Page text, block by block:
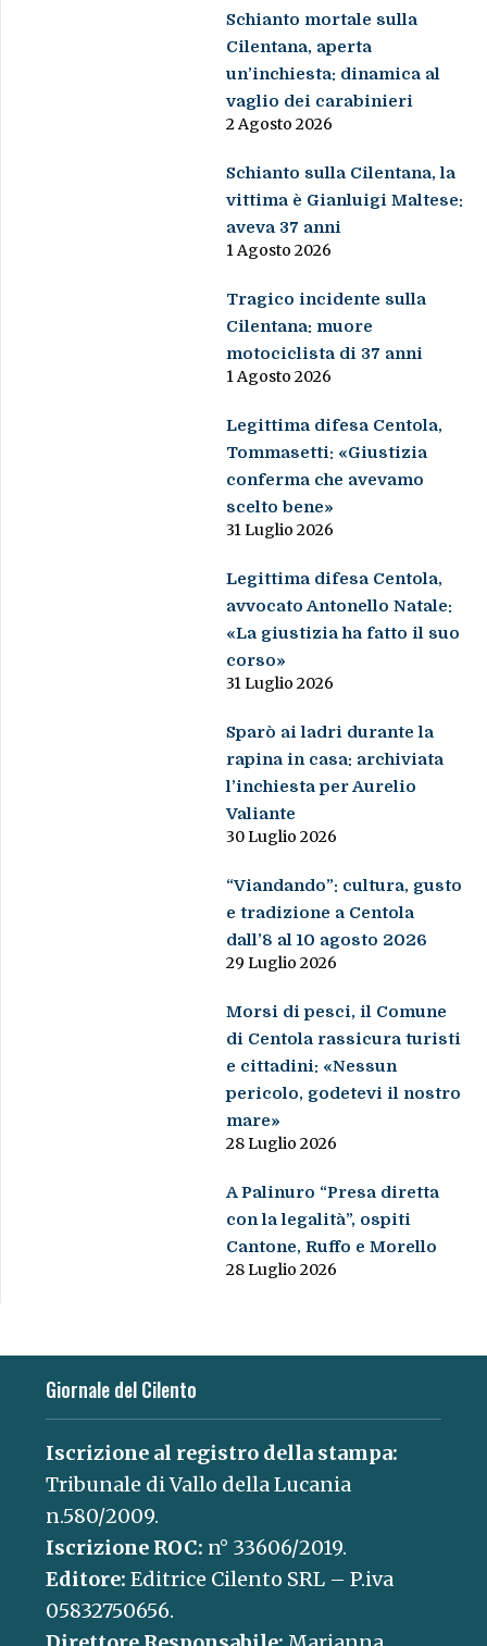
Schianto mortale sulla
Cilentana, aperta
un’inchiesta: dinamica al
vaglio dei carabinieri
2 Agosto 2026
Schianto sulla Cilentana, la
vittima è Gianluigi Maltese:
aveva 37 anni
1 Agosto 2026
Tragico incidente sulla
Cilentana: muore
motociclista di 37 anni
1 Agosto 2026
Legittima difesa Centola,
Tommasetti: «Giustizia
conferma che avevamo
scelto bene»
31 Luglio 2026
Legittima difesa Centola,
avvocato Antonello Natale:
«La giustizia ha fatto il suo
corso»
31 Luglio 2026
Sparò ai ladri durante la
rapina in casa: archiviata
l’inchiesta per Aurelio
Valiante
30 Luglio 2026
“Viandando”: cultura, gusto
e tradizione a Centola
dall’8 al 10 agosto 2026
29 Luglio 2026
Morsi di pesci, il Comune
di Centola rassicura turisti
e cittadini: «Nessun
pericolo, godetevi il nostro
mare»
28 Luglio 2026
A Palinuro “Presa diretta
con la legalità”, ospiti
Cantone, Ruffo e Morello
28 Luglio 2026
Giornale del Cilento
Iscrizione al registro della stampa:
Tribunale di Vallo della Lucania
n.580/2009.
Iscrizione ROC: n° 33606/2019.
Editore: Editrice Cilento SRL – P.iva
05832750656.